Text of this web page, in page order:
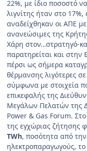
22%, με ίδιο ποσοστό
λιγνίτης ήταν στο
αναδείχθηκαν οι ΑΠΕ
ανανεώσιμες της
Χάρη στον…στρατηγό-
παρατηρείται και
πέρσι ως σήμερα
θέρμανσης λιγότερες
σύμφωνα με στοιχεία
επικεφαλής της
Μεγάλων Πελατών της
Power & Gas Forum.
της εγχώριας ζήτησης
TWh, ποσότητα από
ηλεκτροπαραγωγούς,